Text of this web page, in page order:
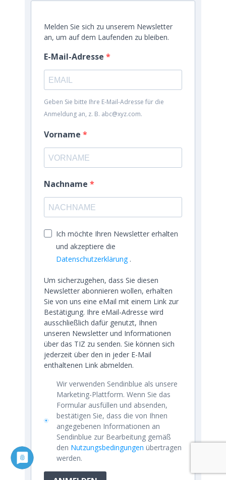
Melden Sie sich zu unserem Newsletter
an, um auf dem Laufenden zu bleiben.
E-Mail-Adresse
Geben Sie bitte Ihre E-Mail-Adresse für die
Anmeldung an, z. B. abc@xyz.com.
Vorname
Nachname
Ich möchte Ihren Newsletter erhalten
und akzeptiere die
Datenschutzerklärung.
Um sicherzugehen, dass Sie diesen
Newsletter abonnieren wollen, erhalten
Sie von uns eine eMail mit einem Link zur
Bestätigung. Ihre eMail-Adresse wird
ausschließlich dafür genutzt, Ihnen
unseren Newsletter und Informationen
über das TIZ zu senden. Sie können sich
jederzeit über den in jeder E-Mail
enthaltenen Link abmelden.
Wir verwenden Sendinblue als unsere
Marketing-Plattform. Wenn Sie das
Formular ausfüllen und absenden,
bestätigen Sie, dass die von Ihnen
angegebenen Informationen an
Sendinblue zur Bearbeitung gemäß
den Nutzungsbedingungen übertragen
werden.